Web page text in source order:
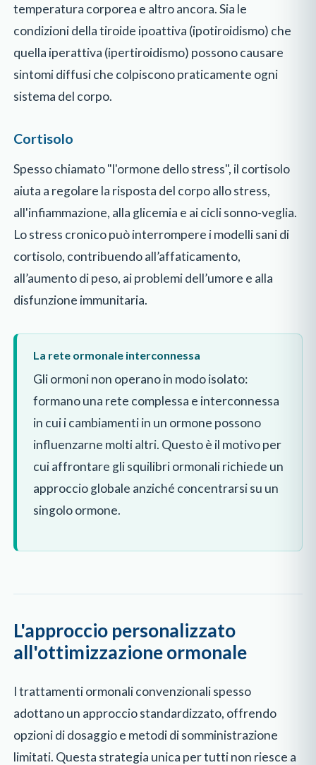
temperatura corporea e altro ancora. Sia le
condizioni della tiroide ipoattiva (ipotiroidismo) che
quella iperattiva (ipertiroidismo) possono causare
sintomi diffusi che colpiscono praticamente ogni
sistema del corpo.
Cortisolo
Spesso chiamato "l'ormone dello stress", il cortisolo
aiuta a regolare la risposta del corpo allo stress,
all'infiammazione, alla glicemia e ai cicli sonno-veglia.
Lo stress cronico può interrompere i modelli sani di
cortisolo, contribuendo all’affaticamento,
all’aumento di peso, ai problemi dell’umore e alla
disfunzione immunitaria.
La rete ormonale interconnessa
Gli ormoni non operano in modo isolato:
formano una rete complessa e interconnessa
in cui i cambiamenti in un ormone possono
influenzarne molti altri. Questo è il motivo per
cui affrontare gli squilibri ormonali richiede un
approccio globale anziché concentrarsi su un
singolo ormone.
L'approccio personalizzato
all'ottimizzazione ormonale
I trattamenti ormonali convenzionali spesso
adottano un approccio standardizzato, offrendo
opzioni di dosaggio e metodi di somministrazione
limitati. Questa strategia unica per tutti non riesce a